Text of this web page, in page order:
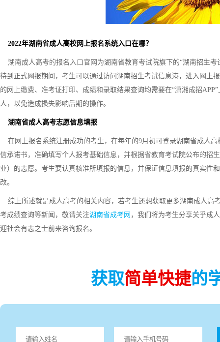
2022年湖南省成人高校网上报名系统入口在哪？
湖南成人高考的报名入口官网为湖南省教育考试院旗下的“湖南招生考
待到正式网报期间，考生可以通过访问湖南招生考试信息港，进入网上
的网上缴费、准考证打印、成绩和录取结果查询均需要在“潇湘成招
人，以免造成损失影响后期的操作。
湖南省成人高考志愿信息填报
在网上报名系统注册成功的考生，在每年的9月初可登录湖南省成人
信承诺书，准确填写个人报考基础信息，并根据省教育考试院公布的招
业）的志愿。考生要认真核准所填报的信息，并保证信息填报的真实性
改。
综上所述就是成人高考的相关内容，若考生还想获取更多湖南成人高
考成绩查询等新闻，敬请关注湖南省成考网 ，我们将为考生分享关乎成
迎社会有志之士前来咨询报名。
获取简单快捷的